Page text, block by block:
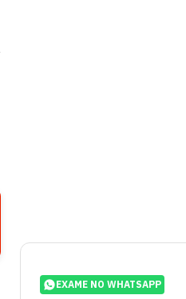
EXAME NO WHATSAPP